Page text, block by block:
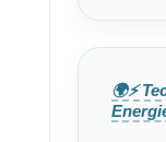
🌍⚡